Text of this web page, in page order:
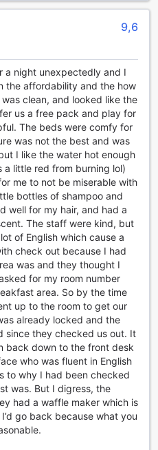
от експресното
малки неща, които може
и автомат за продажба
почистване на
удобно и уютно по
by Wyndham
Eastridge предлага
които правят вашето
и безпроблемно. Със
могат да се
че автомобилите
до тях. Паркингът е
бонус за тези, които
от разходи за
гостите могат да
в Чатануга без
искате да разгледате
или просто да се
на околната природа,
Eastridge осигурява
пътуването си
by Wyndham
Eastridge всяка
към детайла, за да
9,6
a night unexpectedly and I
the affordability and the how
clean, and looked like the
us a free pack and play for
The beds were comfy for
was not the best and was
I like the water hot enough
little red from burning lol)
me to not be miserable with
bottles of shampoo and
well for my hair, and had a
The staff were kind, but
of English which cause a
check out because I had
was and they thought I
for my room number
area. So by the time
up to the room to get our
already locked and the
since they checked us out. It
back down to the front desk
who was fluent in English
to why I had been checked
was. But I digress, the
had a waffle maker which is
go back because what you